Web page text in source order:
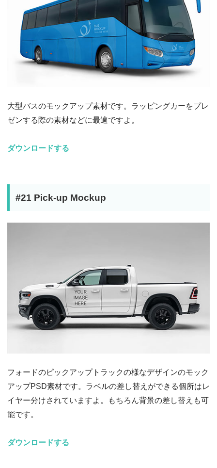
大型バスのモックアップ素材です。ラッピングカーをプレ
ゼンする際の素材などに最適ですよ。
ダウンロードする
#21 Pick-up Mockup
フォードのピックアップトラックの様なデザインのモック
アップPSD素材です。ラベルの差し替えができる個所はレ
イヤー分けされていますよ。もちろん背景の差し替えも可
能です。
ダウンロードする